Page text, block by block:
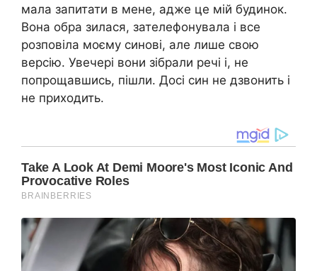
мала запитати в мене, адже це мій будинок.
Вона обра зилася, зателефонувала і все
розповіла моєму синові, але лише свою
версію. Увечері вони зібрали речі і, не
попрощавшись, пішли. Досі син не дзвонить і
не приходить.